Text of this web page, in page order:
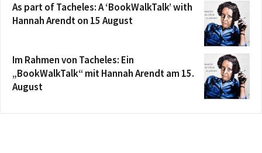
As part of Tacheles: A ‘BookWalkTalk’ with
Hannah Arendt on 15 August
Im Rahmen von Tacheles: Ein
„BookWalkTalk“ mit Hannah Arendt am 15.
August